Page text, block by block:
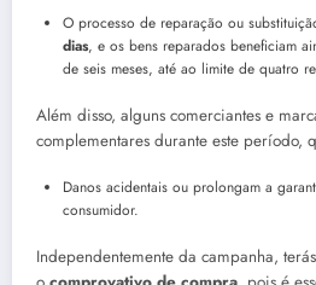
O processo de reparação ou
dias, e os bens reparados beneficiam
de seis meses, até ao limite de quatro
Além disso, alguns comerciantes e
complementares durante este período,
Danos acidentais ou prolongam a
consumidor.
Independentemente da campanha,